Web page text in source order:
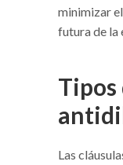
minimizar
futura de la
Tipos
Las